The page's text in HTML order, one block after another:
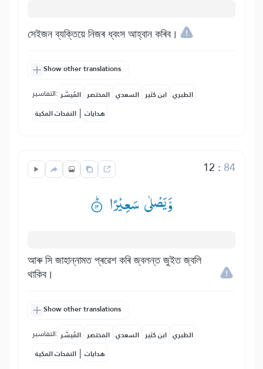
সেইজন ব্যক্তিয়ে নিজৰ ধ্বংস আহ্বান কৰিব।
Show other translations
التفاسير: المُيسَّر المختصر السعدي ابن كثير الطبري
النفحات المكية | هدايات
12 : 84
وَّیَصْلٰی سَعِیْرًا ۟ؕ
আৰু সি জাহান্নামত প্ৰৱেশ কৰি জ্বলন্ত জুইত জ্বলি
থাকিব।
Show other translations
التفاسير: المُيسَّر المختصر السعدي ابن كثير الطبري
النفحات المكية | هدايات